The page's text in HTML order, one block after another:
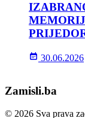
30.06.2026
Zamisli.ba
© 2026 Sva prava